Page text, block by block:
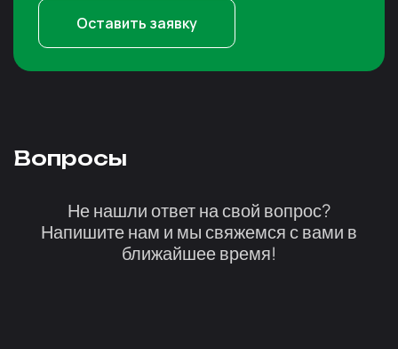
Оставить заявку
Вопросы
Не нашли ответ на свой вопрос?
Напишите нам и мы свяжемся с вами в
ближайшее время!